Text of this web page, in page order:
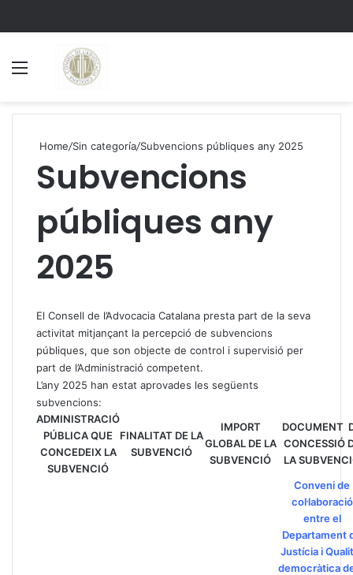
Home/Sin categoría/Subvencions públiques any 2025
Subvencions
públiques any
2025
El Consell de l’Advocacia Catalana presta part de la seva
activitat mitjançant la percepció de subvencions
públiques, que son objecte de control i supervisió per
part de l’Administració competent.
L’any 2025 han estat aprovades les següents
subvencions:
ADMINISTRACIÓ
PÚBLICA QUE
CONCEDEIX LA
SUBVENCIÓ
FINALITAT DE LA
SUBVENCIÓ
IMPORT
GLOBAL DE LA
SUBVENCIÓ
DOCUMENT
CONCESSIÓ
LA
Conveni de
col·laboració
entre el
Departament
Justícia i
democràtica